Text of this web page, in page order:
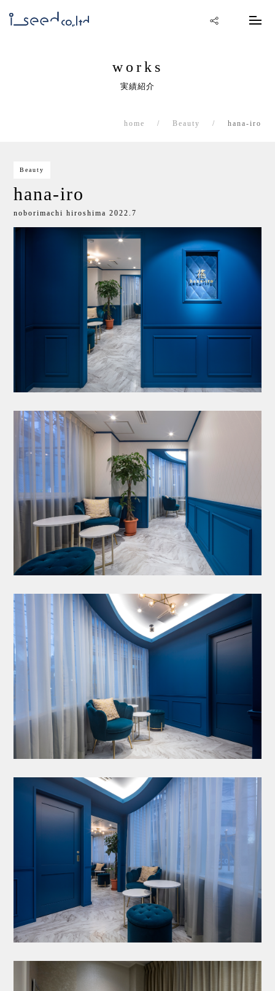
works
実績紹介
home Beauty hana-iro
Beauty
hana-iro
noborimachi hiroshima 2022.7